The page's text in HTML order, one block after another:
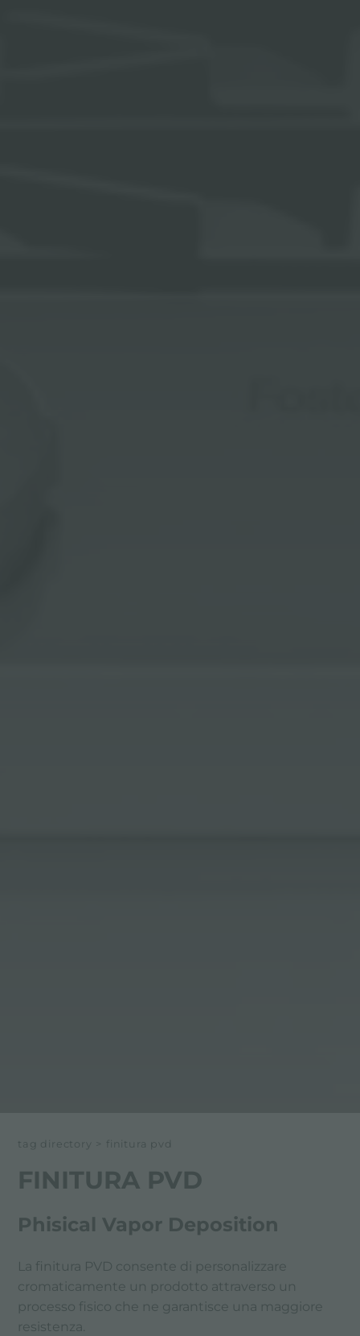
tag directory > finitura pvd
FINITURA PVD
Phisical Vapor Deposition
La finitura PVD consente di personalizzare
cromaticamente un prodotto attraverso un
processo fisico che ne garantisce una maggiore
resistenza.